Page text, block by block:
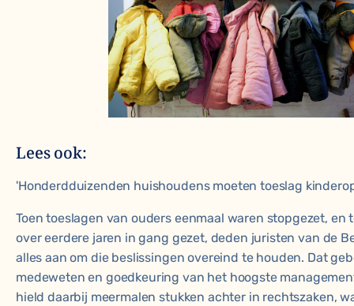
Lees ook:
'Honderdduizenden huishoudens moeten toeslag
Toen toeslagen van ouders eenmaal waren stopgezet,
over eerdere jaren in gang gezet, deden juristen van de
alles aan om die beslissingen overeind te houden. Dat
medeweten en goedkeuring van het hoogste
hield daarbij meermalen stukken achter in rechtszaken,